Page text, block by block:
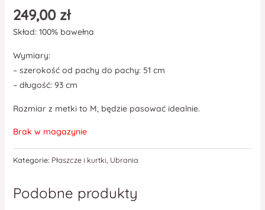
249,00 zł
Skład: 100% bawełna
Wymiary:
– szerokość od pachy do pachy: 51 cm
– długość: 93 cm
Rozmiar z metki to M, będzie pasować idealnie.
Brak w magazynie
Kategorie: Płaszcze i kurtki Ubrania
Podobne produkty